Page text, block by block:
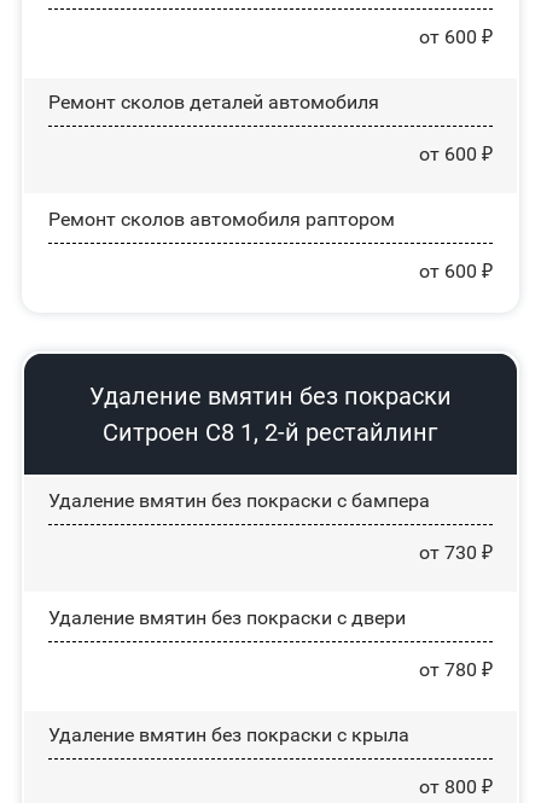
от 600 ₽
Ремонт сколов деталей автомобиля
от 600 ₽
Ремонт сколов автомобиля раптором
от 600 ₽
Удаление вмятин без покраски
Ситроен С8 1, 2-й рестайлинг
Удаление вмятин без покраски с бампера
от 730 ₽
Удаление вмятин без покраски с двери
от 780 ₽
Удаление вмятин без покраски с крыла
от 800 ₽